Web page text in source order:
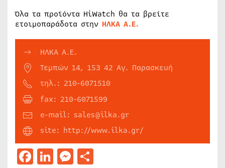
Όλα τα προϊόντα HiWatch θα τα βρείτε
ετοιμοπαράδοτα στην ΗΛΚΑ Α.Ε.
ΗΛΚΑ Α.Ε.
Τεμπών 14, 153 42 Αγ. Παρασκευή
τηλ.: 210-6071510
fax: 210-6071599
e-mail: sales@ilka.gr
site: http://www.ilka.gr/
Facebook
LinkedIn
Messenger